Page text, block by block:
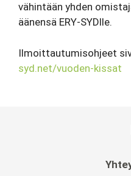
vähintään yhden
äänensä ERY-SYDlle.
Ilmoittautumisohjeet
syd.net/vuoden-kissat